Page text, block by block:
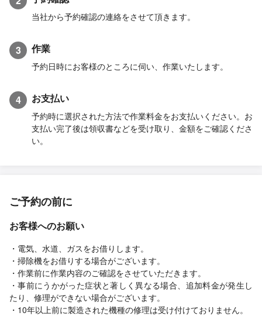
当社から予約確認の連絡をさせて頂きます。
3 作業
予約日時にお客様のところに伺い、作業いたします。
4 お支払い
予約時に選択された方法で作業料金をお支払いください。お
支払い完了後は領収書などを受け取り、金額をご確認くださ
い。
ご予約の前に
お客様へのお願い
・電気、水道、ガスをお借りします。
・掃除機をお借りする場合がございます。
・作業前に作業内容のご確認をさせていただきます。
・事前にうかがった症状と著しく異なる場合、追加料金が発生し
たり、修理ができない場合がございます。
・10年以上前に製造された機種の修理は受け付けておりません。